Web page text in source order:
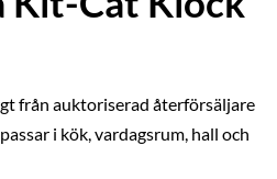
från auktoriserad återförsäljare
i kök, vardagsrum, hall och